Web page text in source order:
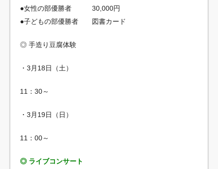
●女性の部優勝者 30,000円
●子どもの部優勝者 図書カード
◎ 手造り豆腐体験
・3月18日（土）
11：30～
・3月19日（日）
11：00～
◎ ライブコンサート